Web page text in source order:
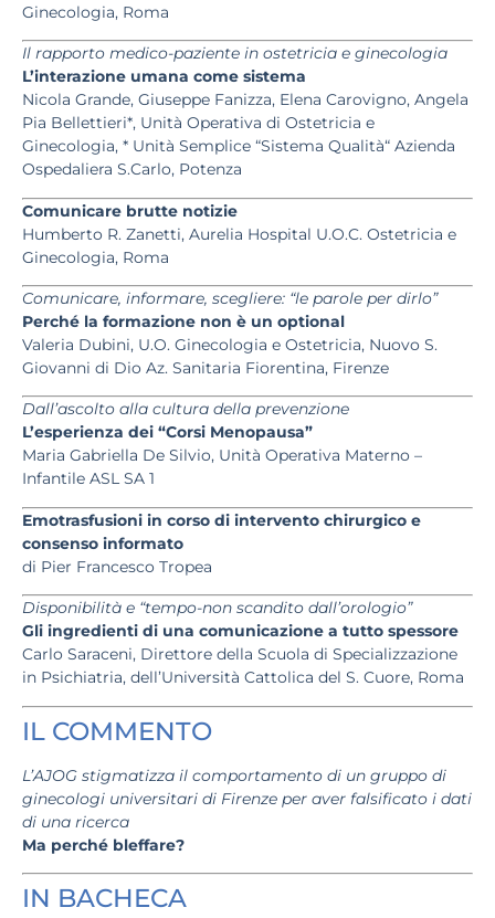
Ginecologia, Roma
Il rapporto medico-paziente in ostetricia e ginecologia
L’interazione umana come sistema
Nicola Grande, Giuseppe Fanizza, Elena Carovigno, Angela
Pia Bellettieri*, Unità Operativa di Ostetricia e
Ginecologia, * Unità Semplice “Sistema Qualità“ Azienda
Ospedaliera S.Carlo, Potenza
Comunicare brutte notizie
Humberto R. Zanetti, Aurelia Hospital U.O.C. Ostetricia e
Ginecologia, Roma
Comunicare, informare, scegliere: “le parole per dirlo”
Perché la formazione non è un optional
Valeria Dubini, U.O. Ginecologia e Ostetricia, Nuovo S.
Giovanni di Dio Az. Sanitaria Fiorentina, Firenze
Dall’ascolto alla cultura della prevenzione
L’esperienza dei “Corsi Menopausa”
Maria Gabriella De Silvio, Unità Operativa Materno –
Infantile ASL SA 1
Emotrasfusioni in corso di intervento chirurgico e
consenso informato
di Pier Francesco Tropea
Disponibilità e “tempo-non scandito dall’orologio”
Gli ingredienti di una comunicazione a tutto spessore
Carlo Saraceni, Direttore della Scuola di Specializzazione
in Psichiatria, dell’Università Cattolica del S. Cuore, Roma
IL COMMENTO
L’AJOG stigmatizza il comportamento di un gruppo di
ginecologi universitari di Firenze per aver falsificato i dati
di una ricerca
Ma perché bleffare?
IN BACHECA